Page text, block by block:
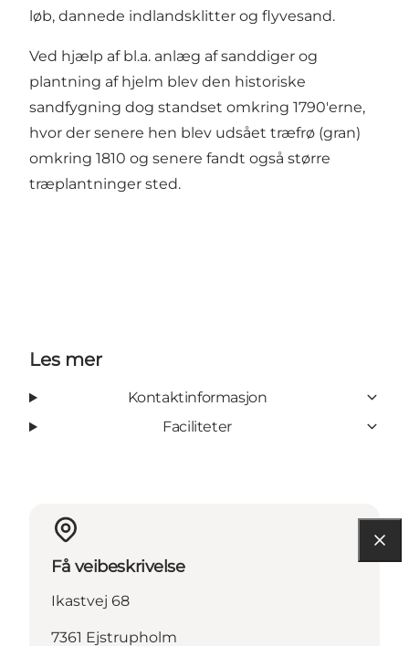
løb, dannede indlandsklitter og flyvesand.
Ved hjælp af bl.a. anlæg af sanddiger og
plantning af hjelm blev den historiske
sandfygning dog standset omkring 1790'erne,
hvor der senere hen blev udsået træfrø (gran)
omkring 1810 og senere fandt også større
træplantninger sted.
Les mer
Kontaktinformasjon
Faciliteter
Få veibeskrivelse
Ikastvej 68
7361 Ejstrupholm